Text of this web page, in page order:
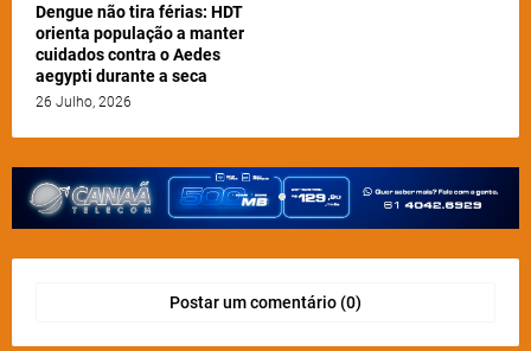
Dengue não tira férias: HDT
orienta população a manter
cuidados contra o Aedes
aegypti durante a seca
26 Julho, 2026
Postar um comentário (0)